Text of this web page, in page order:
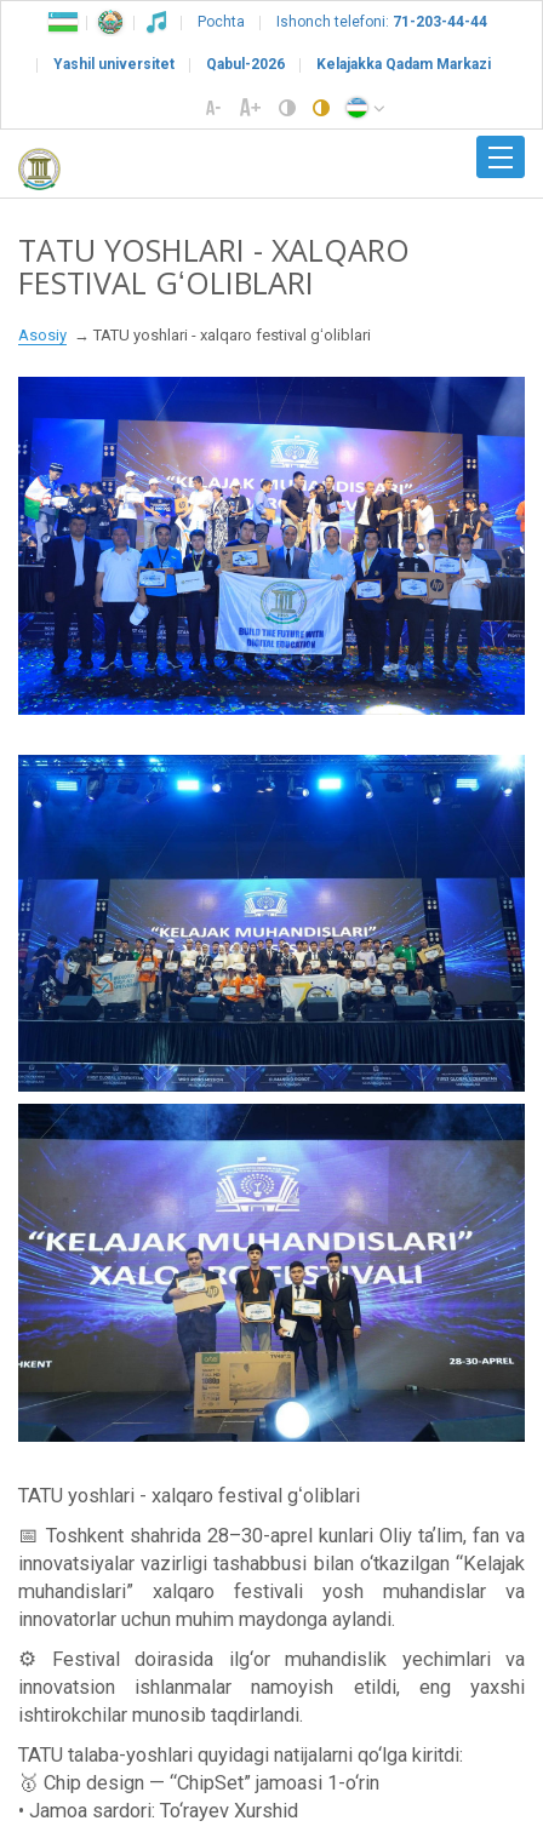
Pochta Ishonch telefoni: 71-203-44-44
Yashil universitet Qabul-2026 Kelajakka Qadam Markazi
TATU YOSHLARI - XALQARO
FESTIVAL GʻOLIBLARI
Asosiy TATU yoshlari - xalqaro festival gʻoliblari
TATU yoshlari - xalqaro festival gʻoliblari
📅 Toshkent shahrida 28–30-aprel kunlari Oliy taʼlim, fan va
innovatsiyalar vazirligi tashabbusi bilan o‘tkazilgan “Kelajak
muhandislari” xalqaro festivali yosh muhandislar va
innovatorlar uchun muhim maydonga aylandi.
⚙️ Festival doirasida ilg‘or muhandislik yechimlari va
innovatsion ishlanmalar namoyish etildi, eng yaxshi
ishtirokchilar munosib taqdirlandi.
TATU talaba-yoshlari quyidagi natijalarni qo‘lga kiritdi:
🥇 Chip design — “ChipSet” jamoasi 1-o‘rin
• Jamoa sardori: To‘rayev Xurshid